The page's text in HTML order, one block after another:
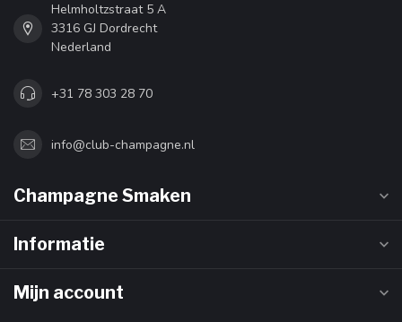
Helmholtzstraat 5 A
3316 GJ Dordrecht
Nederland
+31 78 303 28 70
info@club-champagne.nl
Champagne Smaken
Informatie
Mijn account